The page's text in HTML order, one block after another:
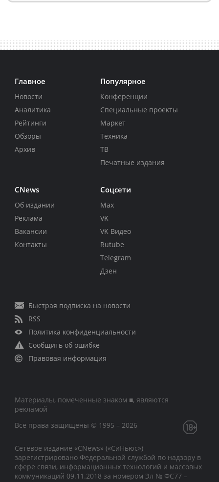
Главное
Новости
Аналитика
Рейтинги
Обзоры
Архив
Популярное
Конференции
Специальные проекты
Маркет
Техника
ТВ
Печатные издания
CNews
Об издании
Реклама
Вакансии
Контакты
Соцсети
Max
VK
VK Видео
Rutube
Telegram
Дзен
Быстрая подписка на новости
RSS
Политика конфиденциальности
Сообщить об ошибке
Правовая информация
Материалы, помеченные знаком ■, являются
рекламой
Все права защищены © 1995 – 2026
Сетевое издание «CNews» («СиНьюс»)
зарегистрировано Федеральной службой по надзору в
сфере связи, информационных технологий и массовых
коммуникаций 09.11.2018 за номером Эл № ФС77 –